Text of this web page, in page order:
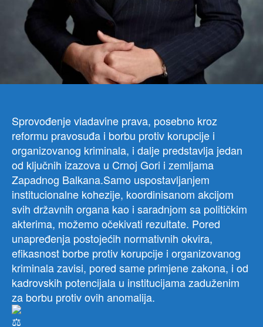
Sprovođenje vladavine prava, posebno kroz
reformu pravosuđa i borbu protiv korupcije i
organizovanog kriminala, i dalje predstavlja jedan
od ključnih izazova u Crnoj Gori i zemljama
Zapadnog Balkana.Samo uspostavljanjem
institucionalne kohezije, koordinisanom akcijom
svih državnih organa kao i saradnjom sa političkim
akterima, možemo očekivati rezultate. Pored
unapređenja postojećih normativnih okvira,
efikasnost borbe protiv korupcije i organizovanog
kriminala zavisi, pored same primjene zakona, i od
kadrovskih potencijala u institucijama zaduženim
za borbu protiv ovih anomalija.